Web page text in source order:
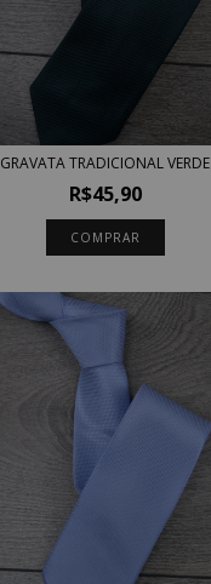
GRAVATA TRADICIONAL VERDE
R$45,90